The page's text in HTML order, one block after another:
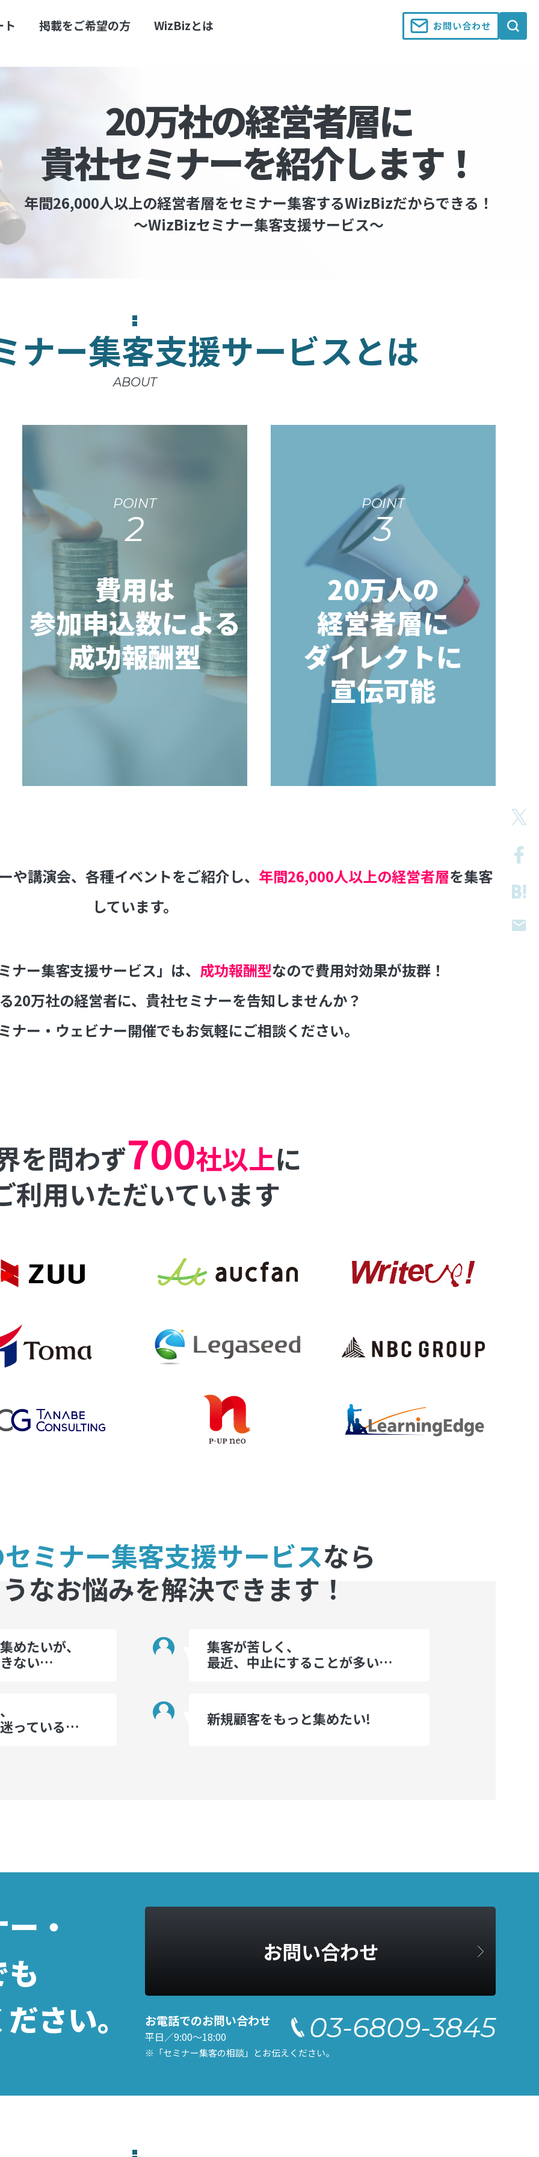
ト 掲載をご希望の方 WizBizとは お問い合わせ
20万社の経営者層に
貴社セミナーを紹介します！
年間26,000人以上の経営者層をセミナー集客するWizBizだからできる！
～WizBizセミナー集客支援サービス～
ナー集客支援サービスとは
ABOUT
POINT
2
費用は
参加申込数による
成功報酬型
POINT
3
20万人の
経営者層に
ダイレクトに
宣伝可能
講演会、各種イベントをご紹介し、 年間26,000人以上の経営者層を集客
しています。
ー集客支援サービス」は、 成功報酬型なので費用対効果が抜群！
20万社の経営者に、貴社セミナーを告知しませんか？
ナー・ウェビナー開催でもお気軽にご相談ください。
を問わず700社以上に
利用いただいています
ミナー集客支援サービスなら
なお悩みを解決できます！
めたいが、
ない…
集客が苦しく、
最近、中止にすることが多い…
っている…
新規顧客をもっと集めたい!
・
さい。
お問い合わせ
お電話でのお問い合わせ
平日／9:00～18:00 03-6809-3845
※「セミナー集客の相談」とお伝えください。